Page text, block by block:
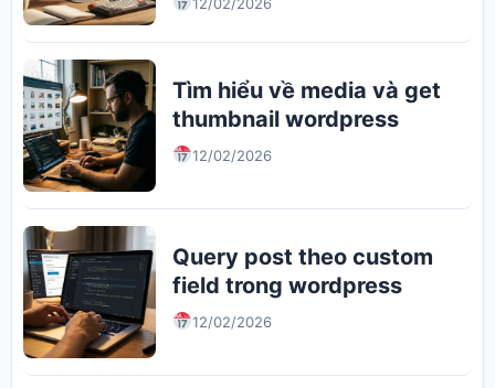
12/02/2026
Tìm hiểu về media và get
thumbnail wordpress
12/02/2026
Query post theo custom
field trong wordpress
12/02/2026